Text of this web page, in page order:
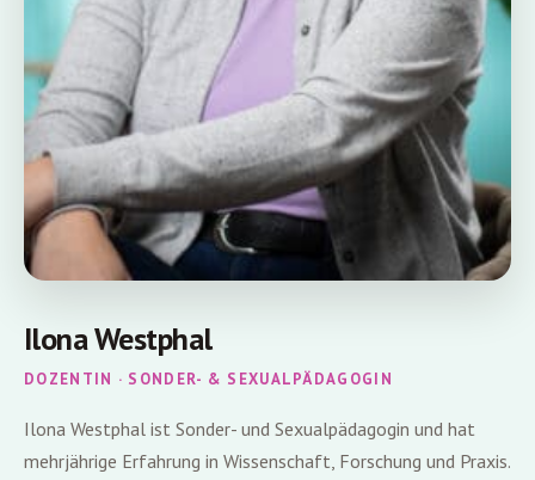
Ilona Westphal
DOZENTIN · SONDER- & SEXUALPÄDAGOGIN
Ilona Westphal ist Sonder- und Sexualpädagogin und hat
mehrjährige Erfahrung in Wissenschaft, Forschung und Praxis.